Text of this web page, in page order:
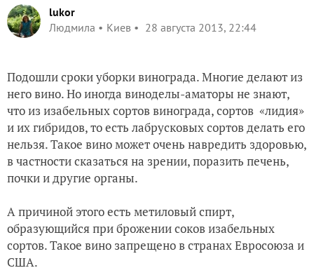
lukor
Людмила
Киев 28 августа 2013, 22:44
Подошли сроки уборки винограда. Многие делают из
него вино. Но иногда виноделы-аматоры не знают,
что из изабельных сортов винограда, сортов «лидия»
и их гибридов, то есть лабрусковых сортов делать его
нельзя. Такое вино может очень навредить здоровью,
в частности сказаться на зрении, поразить печень,
почки и другие органы.
А причиной этого есть метиловый спирт,
образующийся при брожении соков изабельных
сортов. Такое вино запрещено в странах Евросоюза и
США.